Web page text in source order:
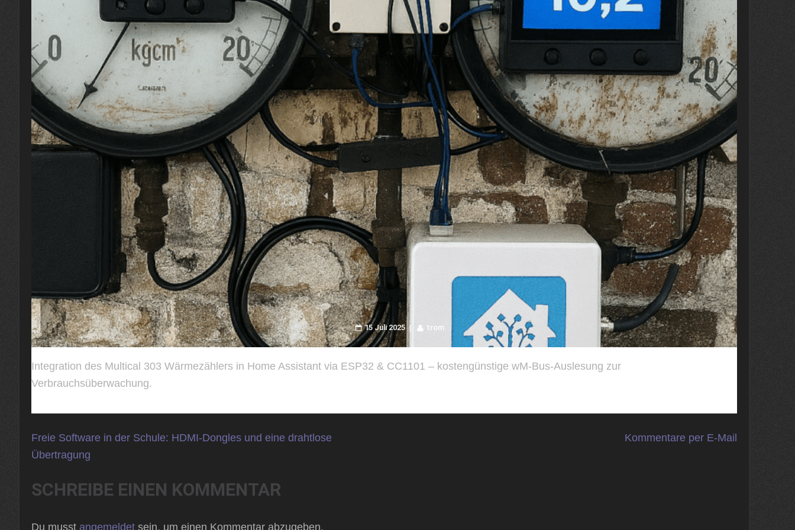
15 Juli 2025 trom
Integration des Multical 303 Wärmezählers in Home Assistant via ESP32 & CC1101 – kostengünstige wM-Bus-Auslesung zur
Verbrauchsüberwachung.
Beitragsnavigation
Freie Software in der Schule: HDMI-Dongles und eine drahtlose
Übertragung
Kommentare per E-Mail
SCHREIBE EINEN KOMMENTAR
Du musst angemeldet sein, um einen Kommentar abzugeben.